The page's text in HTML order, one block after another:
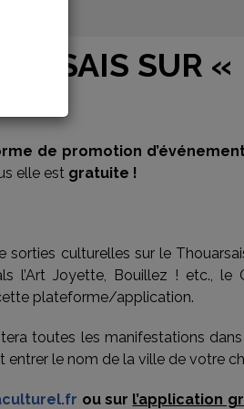
SUR «
de promotion
elle est gratuite !
culturelles sur le
l’Art Joyette, Bouillez ! etc., le
cette plateforme/application.
toutes les manifestations
le nom de la ville de votre
ou sur l’application